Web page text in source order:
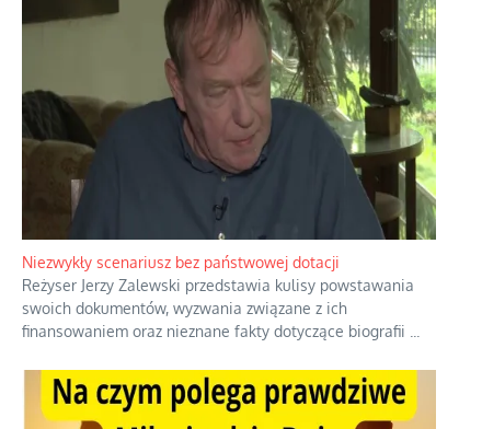
Niezwykły scenariusz bez państwowej dotacji
Reżyser Jerzy Zalewski przedstawia kulisy powstawania
swoich dokumentów, wyzwania związane z ich
finansowaniem oraz nieznane fakty dotyczące biografii